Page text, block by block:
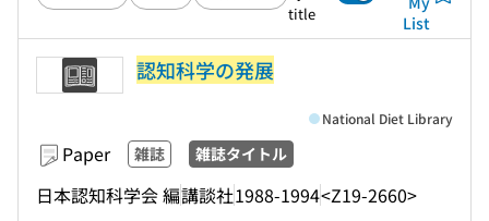
title
List
認知科学の発展
Paper 雑誌 雑誌タイトル
日本認知科学会 編講談社1988-1994<Z19-2660>
National Diet Library